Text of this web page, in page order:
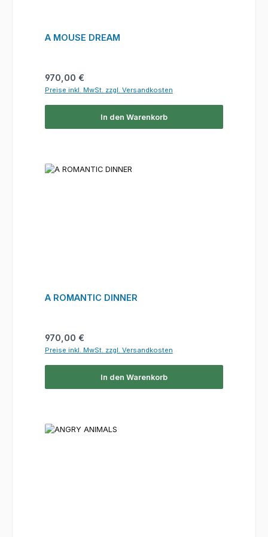
A MOUSE DREAM
Regulärer Preis:
970,00 €
Preise inkl. MwSt. zzgl. Versandkosten
In den Warenkorb
A ROMANTIC DINNER
Regulärer Preis:
970,00 €
Preise inkl. MwSt. zzgl. Versandkosten
In den Warenkorb